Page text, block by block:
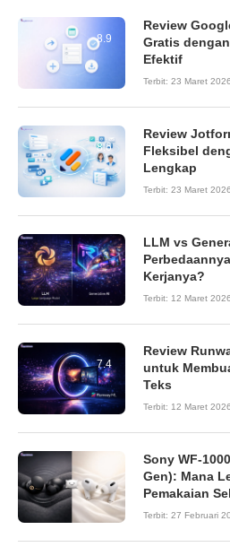
8.9
Review
Gratis
Efektif
Terbit: 23 Maret 2026
8.6
Review
Fleksibel
Lengkap
Terbit: 23 Maret 2026
LLM vs
Kerjanya?
Terbit: 12 Maret 2026
7.4
Review
untuk
Teks
Terbit: 12 Maret 2026
Sony WF-
Gen): Mana
Pemakaian
Terbit: 27 Februari